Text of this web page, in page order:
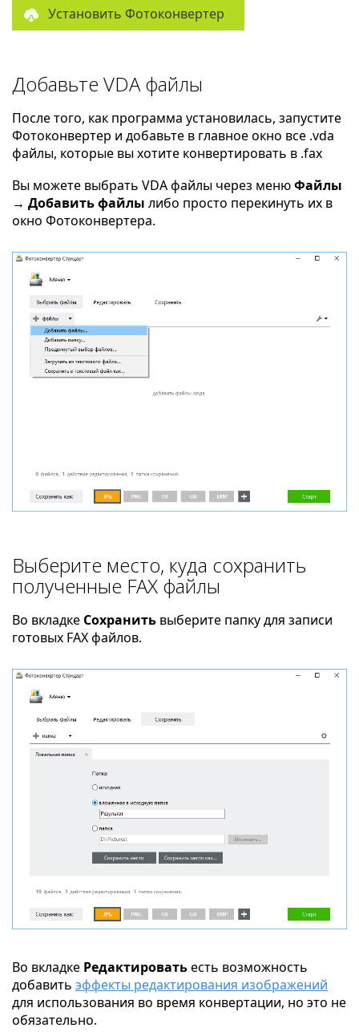
Установить Фотоконвертер
Добавьте VDA файлы
После того, как программа установилась, запустите
Фотоконвертер и добавьте в главное окно все .vda
файлы, которые вы хотите конвертировать в .fax
Вы можете выбрать VDA файлы через менюФайлы
→ Добавить файлы либо просто перекинуть их в
окно Фотоконвертера.
Выберите место, куда сохранить
полученные FAX файлы
Во вкладке Сохранить выберите папку для записи
готовых FAX файлов.
Во вкладке Редактироватьесть возможность
добавить эффекты редактирования изображений
для использования во время конвертации, но это не
обязательно.